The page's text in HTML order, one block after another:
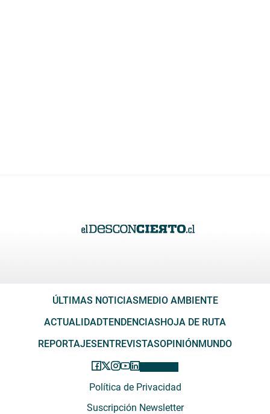
ÚLTIMAS NOTICIASMEDIO AMBIENTE
ACTUALIDADTENDENCIASHOJA DE RUTA
REPORTAJESENTREVISTASOPINIÓNMUNDO
Política de Privacidad
Suscripción Newsletter